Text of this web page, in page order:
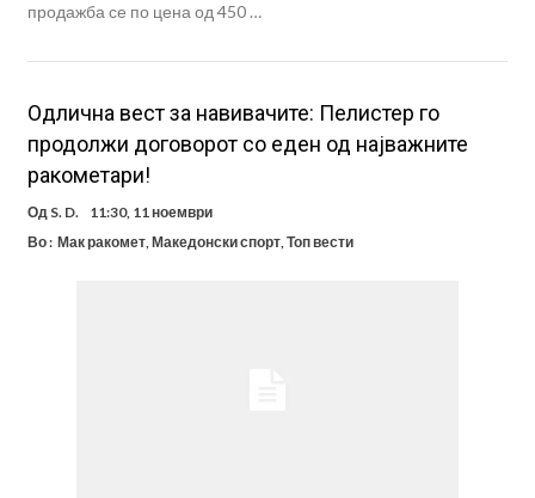
продажба се по цена од 450 …
Одлична вест за навивачите: Пелистер го
продолжи договорот со еден од најважните
ракометари!
Од S. D.
11:30, 11 ноември
Во : Мак ракомет,Македонски спорт,Топ вести